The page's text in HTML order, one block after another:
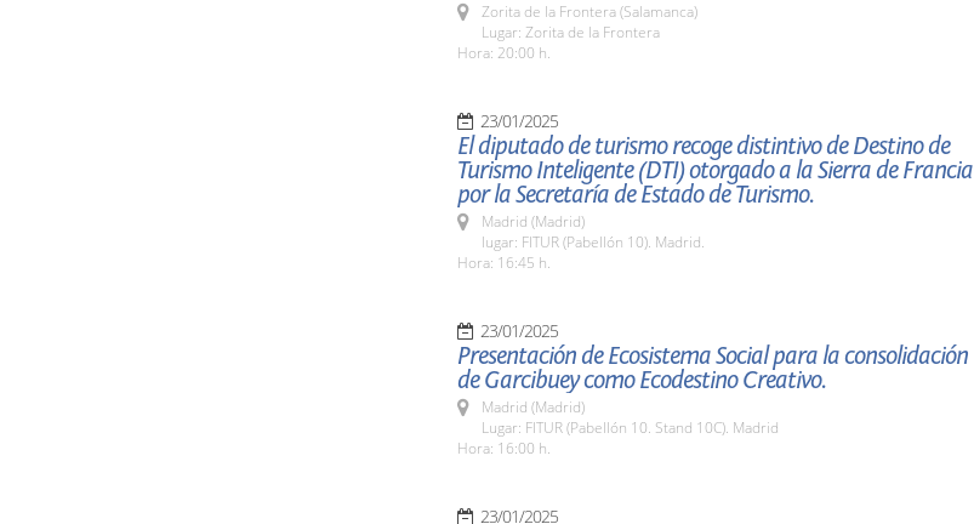
Zorita de la Frontera (Salamanca)
Lugar: Zorita de la Frontera
Hora: 20:00 h.
23/01/2025
El diputado de turismo recoge distintivo de Destino de
Turismo Inteligente (DTI) otorgado a la Sierra de Francia
por la Secretaría de Estado de Turismo.
Madrid (Madrid)
lugar: FITUR (Pabellón 10). Madrid.
Hora: 16:45 h.
23/01/2025
Presentación de Ecosistema Social para la consolidación
de Garcibuey como Ecodestino Creativo.
Madrid (Madrid)
Lugar: FITUR (Pabellón 10. Stand 10C). Madrid
Hora: 16:00 h.
23/01/2025